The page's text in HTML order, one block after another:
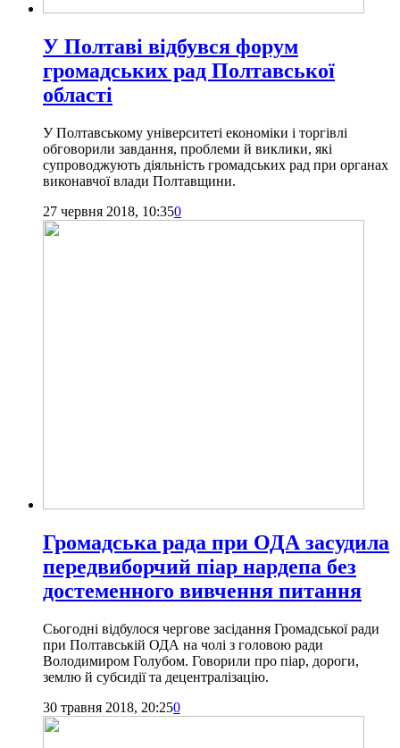
У Полтаві відбувся форум
громадських рад Полтавської
області
У Полтавському університеті економіки і торгівлі
обговорили завдання, проблеми й виклики, які
супроводжують діяльність громадських рад при органах
виконавчої влади Полтавщини.
27 червня 2018, 10:350
Громадська рада при ОДА засудила
передвиборчий піар нардепа без
достеменного вивчення питання
Сьогодні відбулося чергове засідання Громадської ради
при Полтавській ОДА на чолі з головою ради
Володимиром Голубом. Говорили про піар, дороги,
землю й субсидії та децентралізацію.
30 травня 2018, 20:250